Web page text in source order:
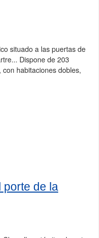
situado a las puertas de
Dispone de 203
habitaciones dobles,
porte de la